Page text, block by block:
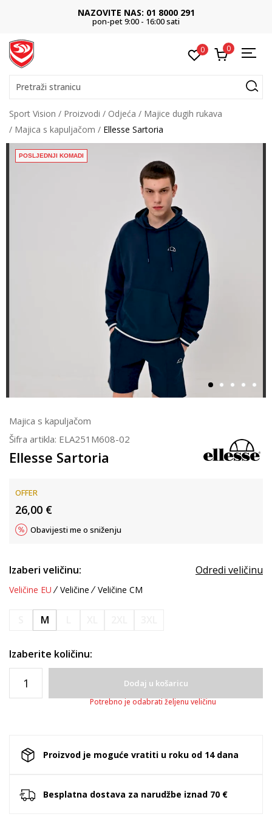
NAZOVITE NAS: 01 8000 291
pon-pet 9:00 - 16:00 sati
0 0
Pretraži stranicu
Sport Vision Proizvodi Odjeća
Majice dugih rukava
Majica s kapuljačom
Ellesse Sartoria
POSLJEDNJI KOMADI
Majica s kapuljačom
Šifra artikla: ELA251M608-02
Ellesse Sartoria
OFFER
26,00 €
Obavijesti me o sniženju
Izaberi veličinu: Odredi veličinu
Veličine EU Veličine Veličine CM
M
Izaberite količinu:
Dodaj u košaricu
Potrebno je odabrati željenu veličinu
Proizvod je moguće vratiti u roku od 14 dana
Besplatna dostava za narudžbe iznad 70 €